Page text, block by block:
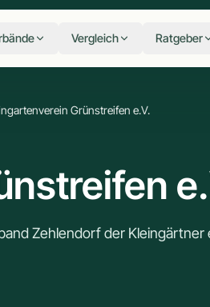
Vergleich Ratgeber
Grünstreifen e.V.
Zehlendorf der Kleingärtner